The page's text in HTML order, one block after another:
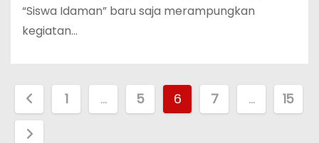
“Siswa Idaman” baru saja merampungkan
kegiatan…
a
1 … 5 6 7 … 15